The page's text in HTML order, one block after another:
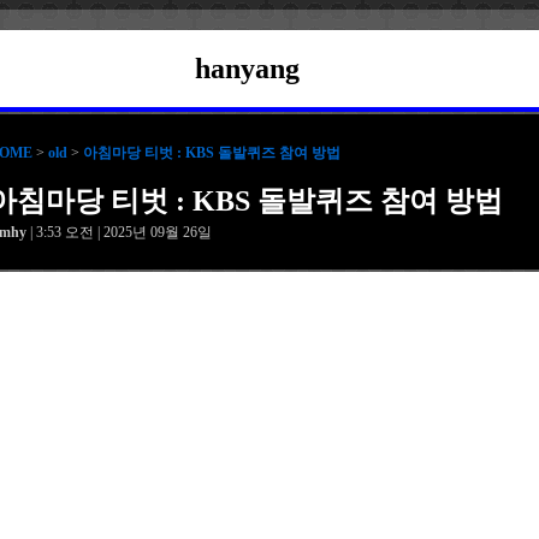
hanyang
> old > 아침마당 티벗 : KBS 돌발퀴즈 참여 방법
침마당 티벗 : KBS 돌발퀴즈 참여 방법
| 3:53 오전 | 2025년 09월 26일